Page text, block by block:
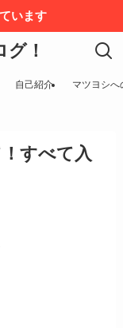
います
！
自己紹介 マツヨシへ
すべて入